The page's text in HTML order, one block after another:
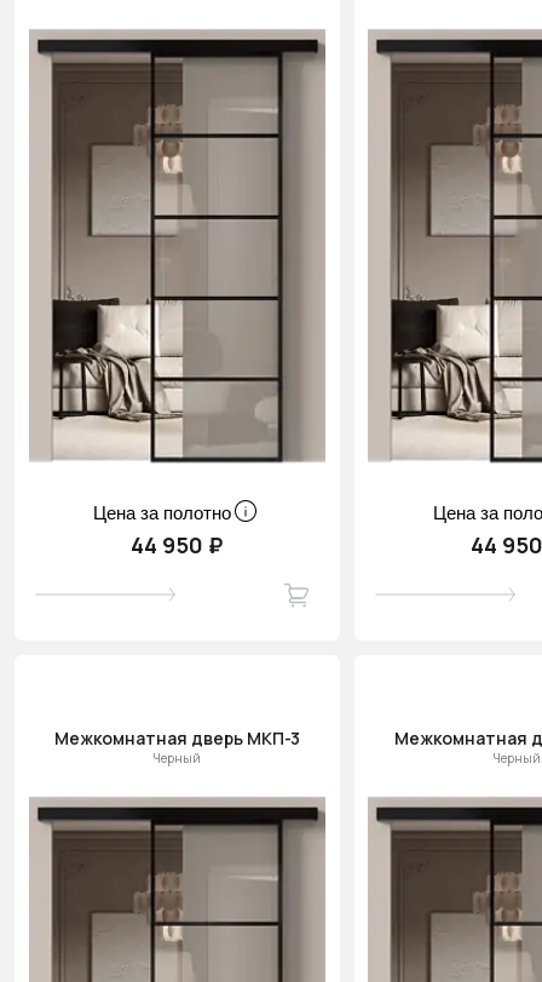
Цена за полотно
44 950 ₽
Цена за
44
Межкомнатная дверь МКП-3
Черный
Межкомнатная
Черный